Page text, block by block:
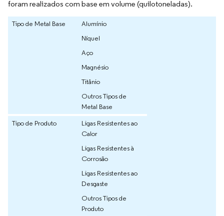
foram realizados com base em volume (quilotoneladas).
Tipo de Metal Base
Alumínio
Níquel
Aço
Magnésio
Titânio
Outros Tipos de
Metal Base
Tipo de Produto
Ligas Resistentes ao
Calor
Ligas Resistentes à
Corrosão
Ligas Resistentes ao
Desgaste
Outros Tipos de
Produto